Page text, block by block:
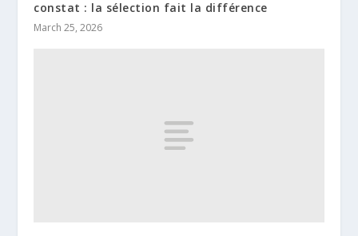
constat : la sélection fait la différence
March 25, 2026